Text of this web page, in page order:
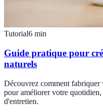
Tutorial6 min
Guide pratique pour
naturels
Découvrez comment fabriquer
pour améliorer votre
d'entretien.